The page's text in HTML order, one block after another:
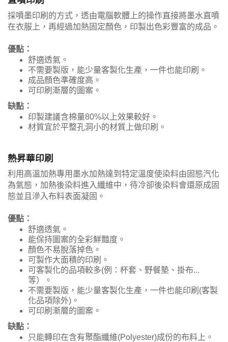
採噴墨印刷的方式，透由電腦軟體上的操作直接將墨水直噴
在衣服上，再經過加熱固定顏色，印製出色彩豐富的成品。
優點：
舒適透氣。
不需要製版，能少量客製化生產，一件也能印刷。
成品顏色準確度高。
可印刷漸層的圖案。
缺點：
印製建議含棉量80%以上效果較好。
材質宜於平整孔洞小的材質上做印刷。
熱昇華印刷
利用高溫加熱專用墨水加熱達到特定溫度使染料由固態汽化
為氣態，加熱後染料進入纖維中，待冷卻後染料會還原成固
態並且滲入布料表面凝固。
優點：
舒適透氣。
能保持圖案的全彩鮮豔度。
顏色不易脫落掉色。
可製作大面積的印刷。
可客製化的品項較多(例：杯套、野餐墊、掛布...
等）。
不需要製版，能少量客製化生產，一件也能印刷(客製
化品項除外)。
可印刷漸層的圖案。
缺點：
只能轉印在含有聚酯纖維(Polyester)成份的布料上。